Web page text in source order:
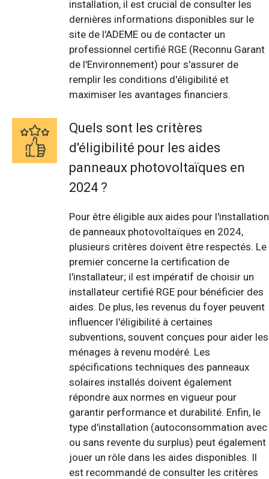
installation, il est crucial de consulter les
dernières informations disponibles sur le
site de l'ADEME ou de contacter un
professionnel certifié RGE (Reconnu Garant
de l'Environnement) pour s'assurer de
remplir les conditions d'éligibilité et
maximiser les avantages financiers.
Quels sont les critères
d'éligibilité pour les aides
panneaux photovoltaïques en
2024 ?
Pour être éligible aux aides pour l'installation
de panneaux photovoltaïques en 2024,
plusieurs critères doivent être respectés. Le
premier concerne la certification de
l'installateur; il est impératif de choisir un
installateur certifié RGE pour bénéficier des
aides. De plus, les revenus du foyer peuvent
influencer l'éligibilité à certaines
subventions, souvent conçues pour aider les
ménages à revenu modéré. Les
spécifications techniques des panneaux
solaires installés doivent également
répondre aux normes en vigueur pour
garantir performance et durabilité. Enfin, le
type d'installation (autoconsommation avec
ou sans revente du surplus) peut également
jouer un rôle dans les aides disponibles. Il
est recommandé de consulter les critères